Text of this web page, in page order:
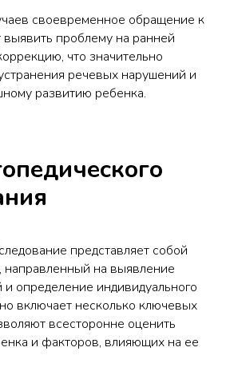
своевременное обращение к
выявить проблему на ранней
что значительно
речевых нарушений и
развитию ребенка.
представляет собой
направленный на выявление
определение индивидуального
включает несколько ключевых
всесторонне оценить
и факторов, влияющих на ее